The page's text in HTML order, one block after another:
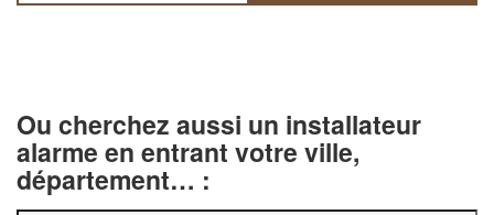
Ou cherchez aussi un installateur
alarme en entrant votre ville,
département… :